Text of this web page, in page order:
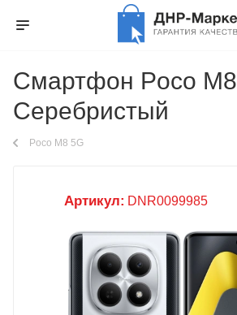
Смартфон Poco
Серебристый
Poco M8 5G
Артикул: DNR0099985